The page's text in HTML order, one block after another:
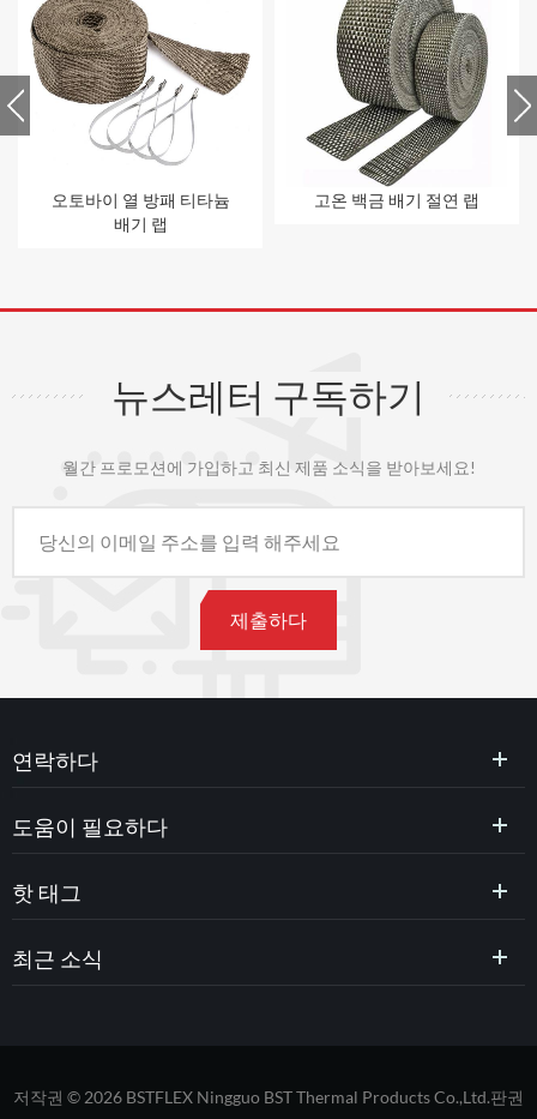
오토바이 열 방패 티타늄
배기 랩
고온 백금 배기 절연 랩
뉴스레터 구독하기
월간 프로모션에 가입하고 최신 제품 소식을 받아보세요!
연락하다
도움이 필요하다
핫 태그
최근 소식
저작권 © 2026 BSTFLEX Ningguo BST Thermal Products Co.,Ltd.판권